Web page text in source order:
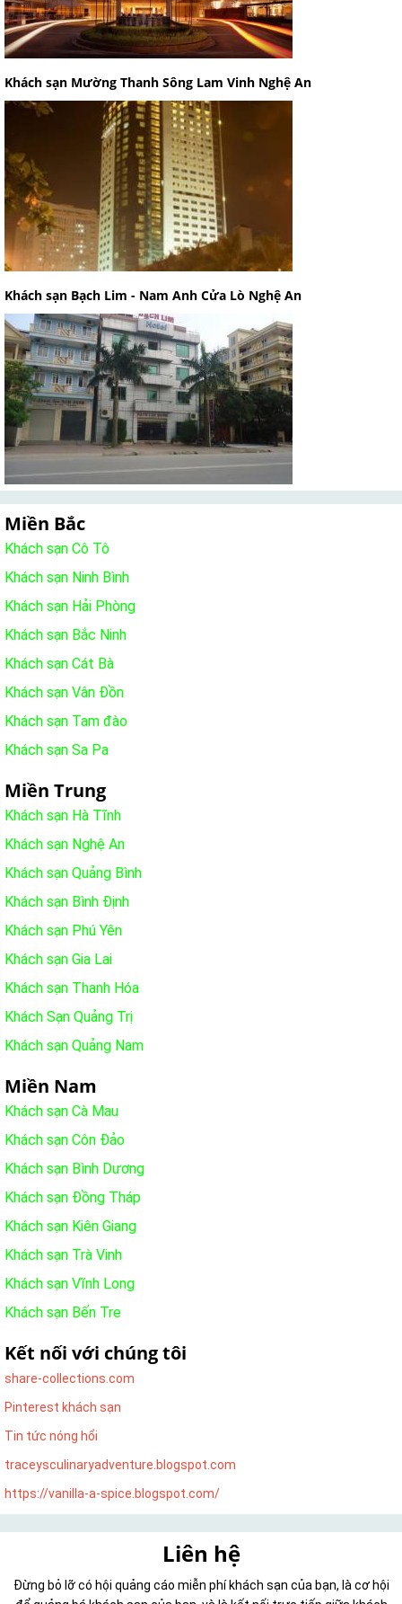
Khách sạn Mường Thanh Sông Lam Vinh Nghệ An
Khách sạn Bạch Lim - Nam Anh Cửa Lò Nghệ An
Miền Bắc
Khách sạn Cô Tô
Khách sạn Ninh Bình
Khách sạn Hải Phòng
Khách sạn Bắc Ninh
Khách sạn Cát Bà
Khách sạn Vân Đồn
Khách sạn Tam đào
Khách sạn Sa Pa
Miền Trung
Khách sạn Hà Tĩnh
Khách sạn Nghệ An
Khách sạn Quảng Bình
Khách sạn Bình Định
Khách sạn Phú Yên
Khách sạn Gia Lai
Khách sạn Thanh Hóa
Khách Sạn Quảng Trị
Khách sạn Quảng Nam
Miền Nam
Khách sạn Cà Mau
Khách sạn Côn Đảo
Khách sạn Bình Dương
Khách sạn Đồng Tháp
Khách sạn Kiên Giang
Khách sạn Trà Vinh
Khách sạn Vĩnh Long
Khách sạn Bến Tre
Kết nối với chúng tôi
share-collections.com
Pinterest khách sạn
Tin tức nóng hổi
traceysculinaryadventure.blogspot.com
https://vanilla-a-spice.blogspot.com/
Liên hệ
Đừng bỏ lỡ có hội quảng cáo miễn phí khách sạn của bạn, là cơ hội